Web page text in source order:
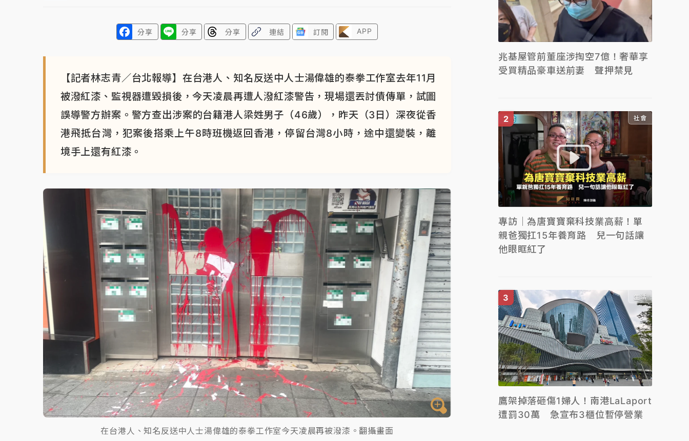
分享 分享 分享 連結 訂閱 APP
【記者林志青／台北報導】在台港人、知名反送中人士湯偉雄的泰拳工作室去年11月
被潑紅漆、監視器遭毀損後，今天凌晨再遭人潑紅漆警告，現場還丟討債傳單，試圖
誤導警方辦案。警方查出涉案的台籍港人梁姓男子（46歲），昨天（3日）深夜從香
港飛抵台灣，犯案後搭乘上午8時班機返回香港，停留台灣8小時，途中還變裝，離
境手上還有紅漆。
在台港人、知名反送中人士湯偉雄的泰拳工作室今天凌晨再被潑漆。翻攝畫面
兆基屋管前董座涉掏空7億！奢華享
受買精品豪車送前妻 聲押禁見
社會
專訪｜為唐寶寶棄科技業高薪！單
親爸獨扛15年養育路 兒一句話讓
他眼眶紅了
生活
鷹架掉落砸傷1婦人！南港LaLaport
遭罰30萬 急宣布3櫃位暫停營業